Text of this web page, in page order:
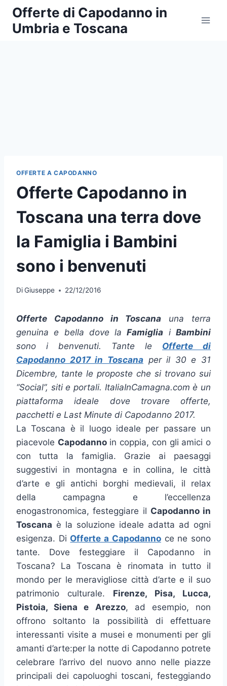
Salta
contenuto
Offerte di Capodanno in
Umbria e Toscana
OFFERTE A CAPODANNO
Offerte Capodanno in
Toscana una terra dove
la Famiglia i Bambini
sono i benvenuti
DiGiuseppe 22/12/2016
Offerte Capodanno in Toscana una terra
genuina e bella dove laFamiglia iBambini
sono i benvenuti. Tante le Offerte di
Capodanno 2017 in Toscanaper il 30 e 31
Dicembre, tante le proposte che si trovano sui
“Social”, siti e portali. ItaliaInCamagna.com è un
piattaforma ideale dove trovare offerte,
pacchetti e Last Minute di Capodanno 2017.
La Toscana è il luogo ideale per passare un
piacevole Capodannoin coppia, con gli amici o
con tutta la famiglia. Grazie ai paesaggi
suggestivi in montagna e in collina, le città
d’arte e gli antichi borghi medievali, il relax
della campagna e l’eccellenza
enogastronomica, festeggiare il Capodanno in
Toscana è la soluzione ideale adatta ad ogni
esigenza. Di Offerte a Capodannoce ne sono
tante. Dove festeggiare il Capodanno in
Toscana? La Toscana è rinomata in tutto il
mondo per le meravigliose città d’arte e il suo
patrimonio culturale. Firenze, Pisa, Lucca,
Pistoia, Siena e Arezzo, ad esempio, non
offrono soltanto la possibilità di effettuare
interessanti visite a musei e monumenti per gli
amanti d’arte:per la notte di Capodanno potrete
celebrare l’arrivo del nuovo anno nelle piazze
principali dei capoluoghi toscani, festeggiando